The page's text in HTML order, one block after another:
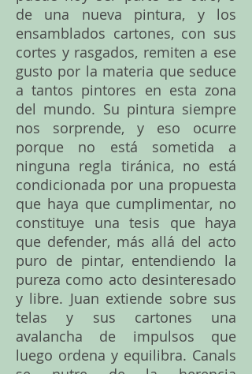
de una nueva pintura, y los
ensamblados cartones, con sus
cortes y rasgados, remiten a ese
gusto por la materia que seduce
a tantos pintores en esta zona
del mundo. Su pintura siempre
nos sorprende, y eso ocurre
porque no está sometida a
ninguna regla tiránica, no está
condicionada por una propuesta
que haya que cumplimentar, no
constituye una tesis que haya
que defender, más allá del acto
puro de pintar, entendiendo la
pureza como acto desinteresado
y libre. Juan extiende sobre sus
telas y sus cartones una
avalancha de impulsos que
luego ordena y equilibra. Canals